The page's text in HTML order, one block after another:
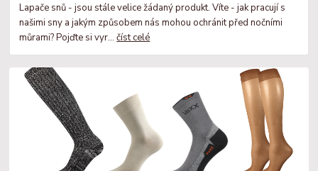
Lapače snů - jsou stále velice žádaný produkt. Víte - jak pracují s
našimi sny a jakým způsobem nás mohou ochránit před nočními
můrami? Pojďte si vyr...číst celé